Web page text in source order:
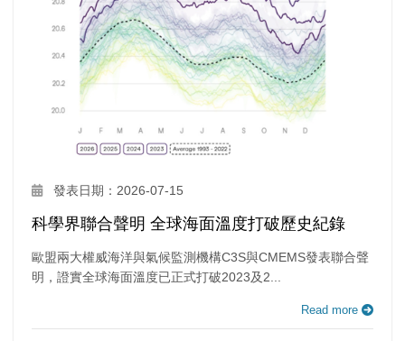
發表日期：2026-07-15
科學界聯合聲明 全球海面溫度打破歷史紀錄
歐盟兩大權威海洋與氣候監測機構C3S與CMEMS發表聯合聲
明，證實全球海面溫度已正式打破2023及2...
Read more